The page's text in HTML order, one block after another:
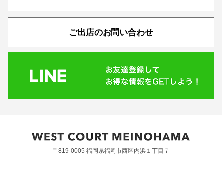
ご出店のお問い合わせ
〒819-0005 福岡県福岡市西区内浜１丁目７